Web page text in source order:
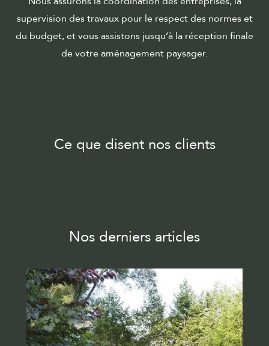
supervision des travaux pour le respect des normes et
du budget, et vous assistons jusqu’à la réception finale
de votre aménagement paysager.
Ce que disent nos clients
Nos derniers articles